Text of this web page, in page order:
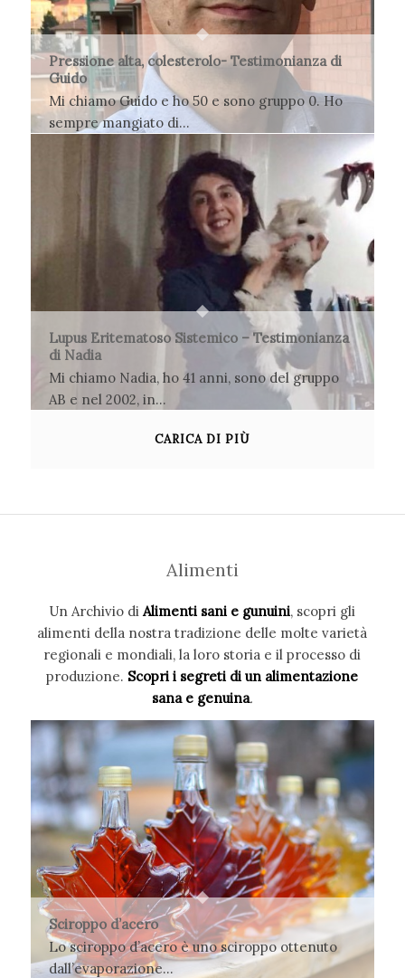
Pressione alta, colesterolo- Testimonianza di
Guido
Mi chiamo Guido e ho 50 e sono gruppo 0. Ho
sempre mangiato di…
Lupus Eritematoso Sistemico – Testimonianza
di Nadia
Mi chiamo Nadia, ho 41 anni, sono del gruppo
AB e nel 2002, in…
CARICA DI PIÙ
Alimenti
Un Archivio diAlimenti sani e gunuini, scopri gli
alimenti della nostra tradizione delle molte varietà
regionali e mondiali, la loro storia e il processo di
produzione. Scopri i segreti di un alimentazione
sana e genuina.
Sciroppo d’acero
Lo sciroppo d’acero è uno sciroppo ottenuto
dall’evaporazione…